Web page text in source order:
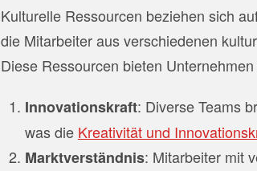
Kulturelle Ressourcen beziehen sich
die Mitarbeiter aus verschiedenen
Diese Ressourcen bieten
Innovationskraft: Diverse Teams
was die Kreativität und
Marktverständnis: Mitarbeiter mit